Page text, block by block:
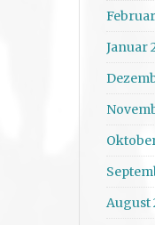
Januar
August